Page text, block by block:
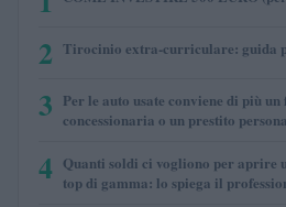
2 Tirocinio extra-curriculare: guida
3 Per le auto usate conviene di più
concessionaria o un prestito
4 Quanti soldi ci vogliono per aprire
top di gamma: lo spiega il